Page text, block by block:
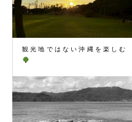
観光地ではない沖縄を楽しむ